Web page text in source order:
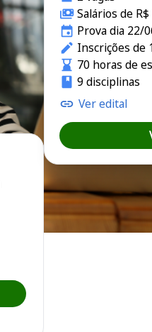
Salários de
Prova dia 22/
Inscrições de
70 horas de
9 disciplinas
Ver edital